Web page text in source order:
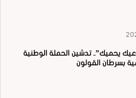
يحميك”.. تدشين الحملة الوطنية
بسرطان القولون